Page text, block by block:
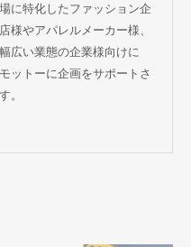
に特化したファッション企
様やアパレルメーカー様、
広い業態の企業様向けに
ットーに企画をサポートさ
。